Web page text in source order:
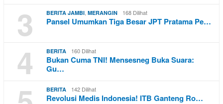
3 BERITA JAMBI, MERANGIN 168 Dilihat
Pansel Umumkan Tiga Besar JPT Pratama Pe…
4 BERITA 160 Dilihat
Bukan Cuma TNI! Mensesneg Buka Suara:
Gu…
BERITA 142 Dilihat
Revolusi Medis Indonesia! ITB Ganteng Ro…